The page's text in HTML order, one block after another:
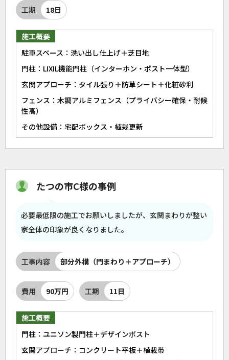
工期 18日
施工概要
駐車スペース：洗い出し仕上げ＋芝目地
門柱：LIXIL機能門柱（インターホン・ポスト一体型）
玄関アプローチ：タイル張り＋防草シート＋化粧砂利
フェンス：木調アルミフェンス（プライバシー確保・耐候
性高）
その他設備：宅配ボックス・植栽更新
たつの市C様の事例
必要最低限の施工でお願いしましたが、玄関まわりが整い
家全体の印象が良くなりました。
工事内容 部分外構（門まわり＋アプローチ）
費用 90万円 工期 11日
施工概要
門柱：ユニソン製門柱＋デザインポスト
玄関アプローチ：コンクリート平板＋植栽帯